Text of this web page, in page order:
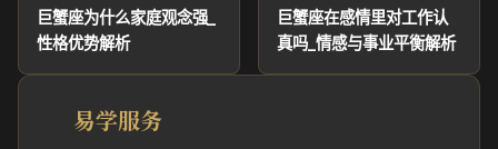
巨蟹座为什么家庭观念强_
性格优势解析
巨蟹座在感情里对工作认
真吗_情感与事业平衡解析
易学服务